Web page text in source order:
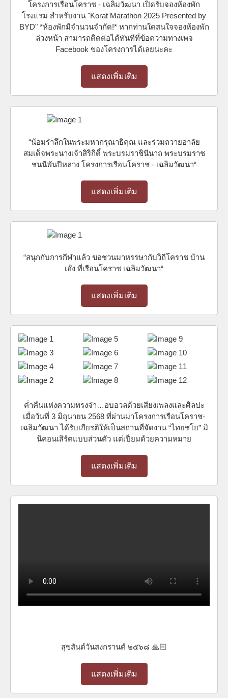
โครงการเรือนโคราช - เฉลิมวัฒนา เปิดรับจองห้องพัก
โรงแรม สำหรับงาน "Korat Marathon 2025 Presented by
BYD" *ห้องพักมีจำนวนจำกัด!* หากท่านใดสนใจจองห้องพัก
ล่วงหน้า สามารถติดต่อได้ทันทีที่ข้อความทางเพจ
Facebook ของโครงการได้เลยนะคะ
แสดงเพิ่มเติม
“น้อมรำลึกในพระมหากรุณาธิคุณ และร่วมถวายอาลัย
สมเด็จพระนางเจ้าสิริกิติ์ พระบรมราชินีนาถ พระบรมราช
ชนนีพันปีหลวง โครงการเรือนโคราช - เฉลิมวัฒนา“
แสดงเพิ่มเติม
“สนุกกับการกีฬาแล้ว ขอชวนมาหรรษากับวิถีโคราช บ้าน
เอ๊ง ที่เรือนโคราช เฉลิมวัฒนา“
แสดงเพิ่มเติม
ค่ำคืนแห่งความทรงจำ…อบอวลด้วยเสียงเพลงและศิลปะ
เมื่อวันที่ 3 มิถุนายน 2568 ที่ผ่านมาโครงการเรือนโคราช-
เฉลิมวัฒนา ได้รับเกียรติให้เป็นสถานที่จัดงาน “ไทยชโย” มิ
นิคอนเสิร์ตแบบส่วนตัว แต่เปี่ยมด้วยความหมาย
แสดงเพิ่มเติม
สุขสันต์วันสงกรานต์ ๒๕๖๘ 🙏🏻
แสดงเพิ่มเติม